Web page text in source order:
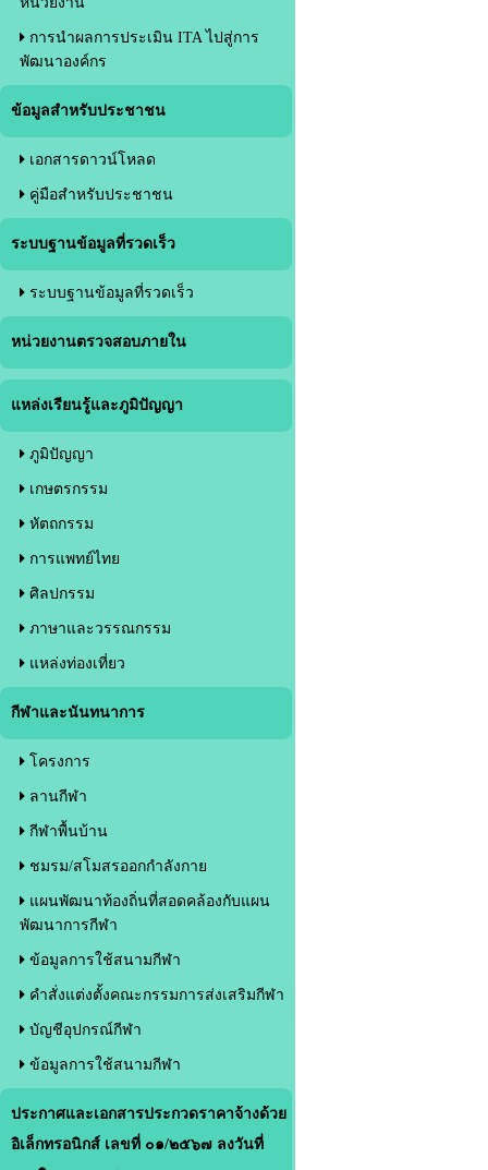
การนำผลการประเมิน ITA ไปสู่การ
พัฒนาองค์กร
ข้อมูลสำหรับประชาชน
เอกสารดาวน์โหลด
คู่มือสำหรับประชาชน
ระบบฐานข้อมูลที่รวดเร็ว
ระบบฐานข้อมูลที่รวดเร็ว
หน่วยงานตรวจสอบภายใน
แหล่งเรียนรู้และภูมิปัญญา
ภูมิปัญญา
เกษตรกรรม
หัตถกรรม
การแพทย์ไทย
ศิลปกรรม
ภาษาและวรรณกรรม
แหล่งท่องเที่ยว
กีฬาและนันทนาการ
โครงการ
ลานกีฬา
กีฬาพื้นบ้าน
ชมรม/สโมสรออกกำลังกาย
แผนพัฒนาท้องถิ่นที่สอดคล้องกับแผน
พัฒนาการกีฬา
ข้อมูลการใช้สนามกีฬา
คำสั่งแต่งตั้งคณะกรรมการส่งเสริมกีฬา
บัญชีอุปกรณ์กีฬา
ข้อมูลการใช้สนามกีฬา
ประกาศและเอกสารประกวดราคาจ้างด้วย
อิเล็กทรอนิกส์ เลขที่ ๐๑/๒๕๖๗ ลงวันที่